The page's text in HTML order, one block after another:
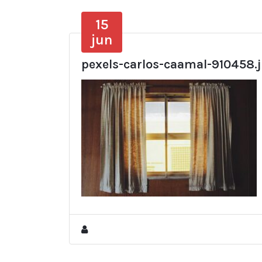
15
jun
pexels-carlos-caamal-